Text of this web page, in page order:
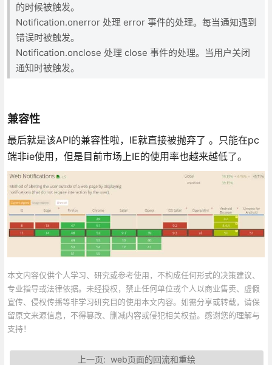
的时候被触发。
Notification.onerror 处理 error 事件的处理。每当通知遇到
错误时被触发。
Notification.onclose 处理 close 事件的处理。当用户关闭
通知时被触发。
兼容性
最后就是该API的兼容性啦，IE就直接被抛弃了 。只能在pc
端非ie使用，但是目前市场上IE的使用率也越来越低了。
本文内容仅供个人学习、研究或参考使用，不构成任何形式的决策建议、
专业指导或法律依据。未经授权，禁止任何单位或个人以商业售卖、虚假
宣传、侵权传播等非学习研究目的使用本文内容。如需分享或转载，请保
留原文来源信息，不得篡改、删减内容或侵犯相关权益。感谢您的理解与
支持！
上一页: web页面的回流和重绘